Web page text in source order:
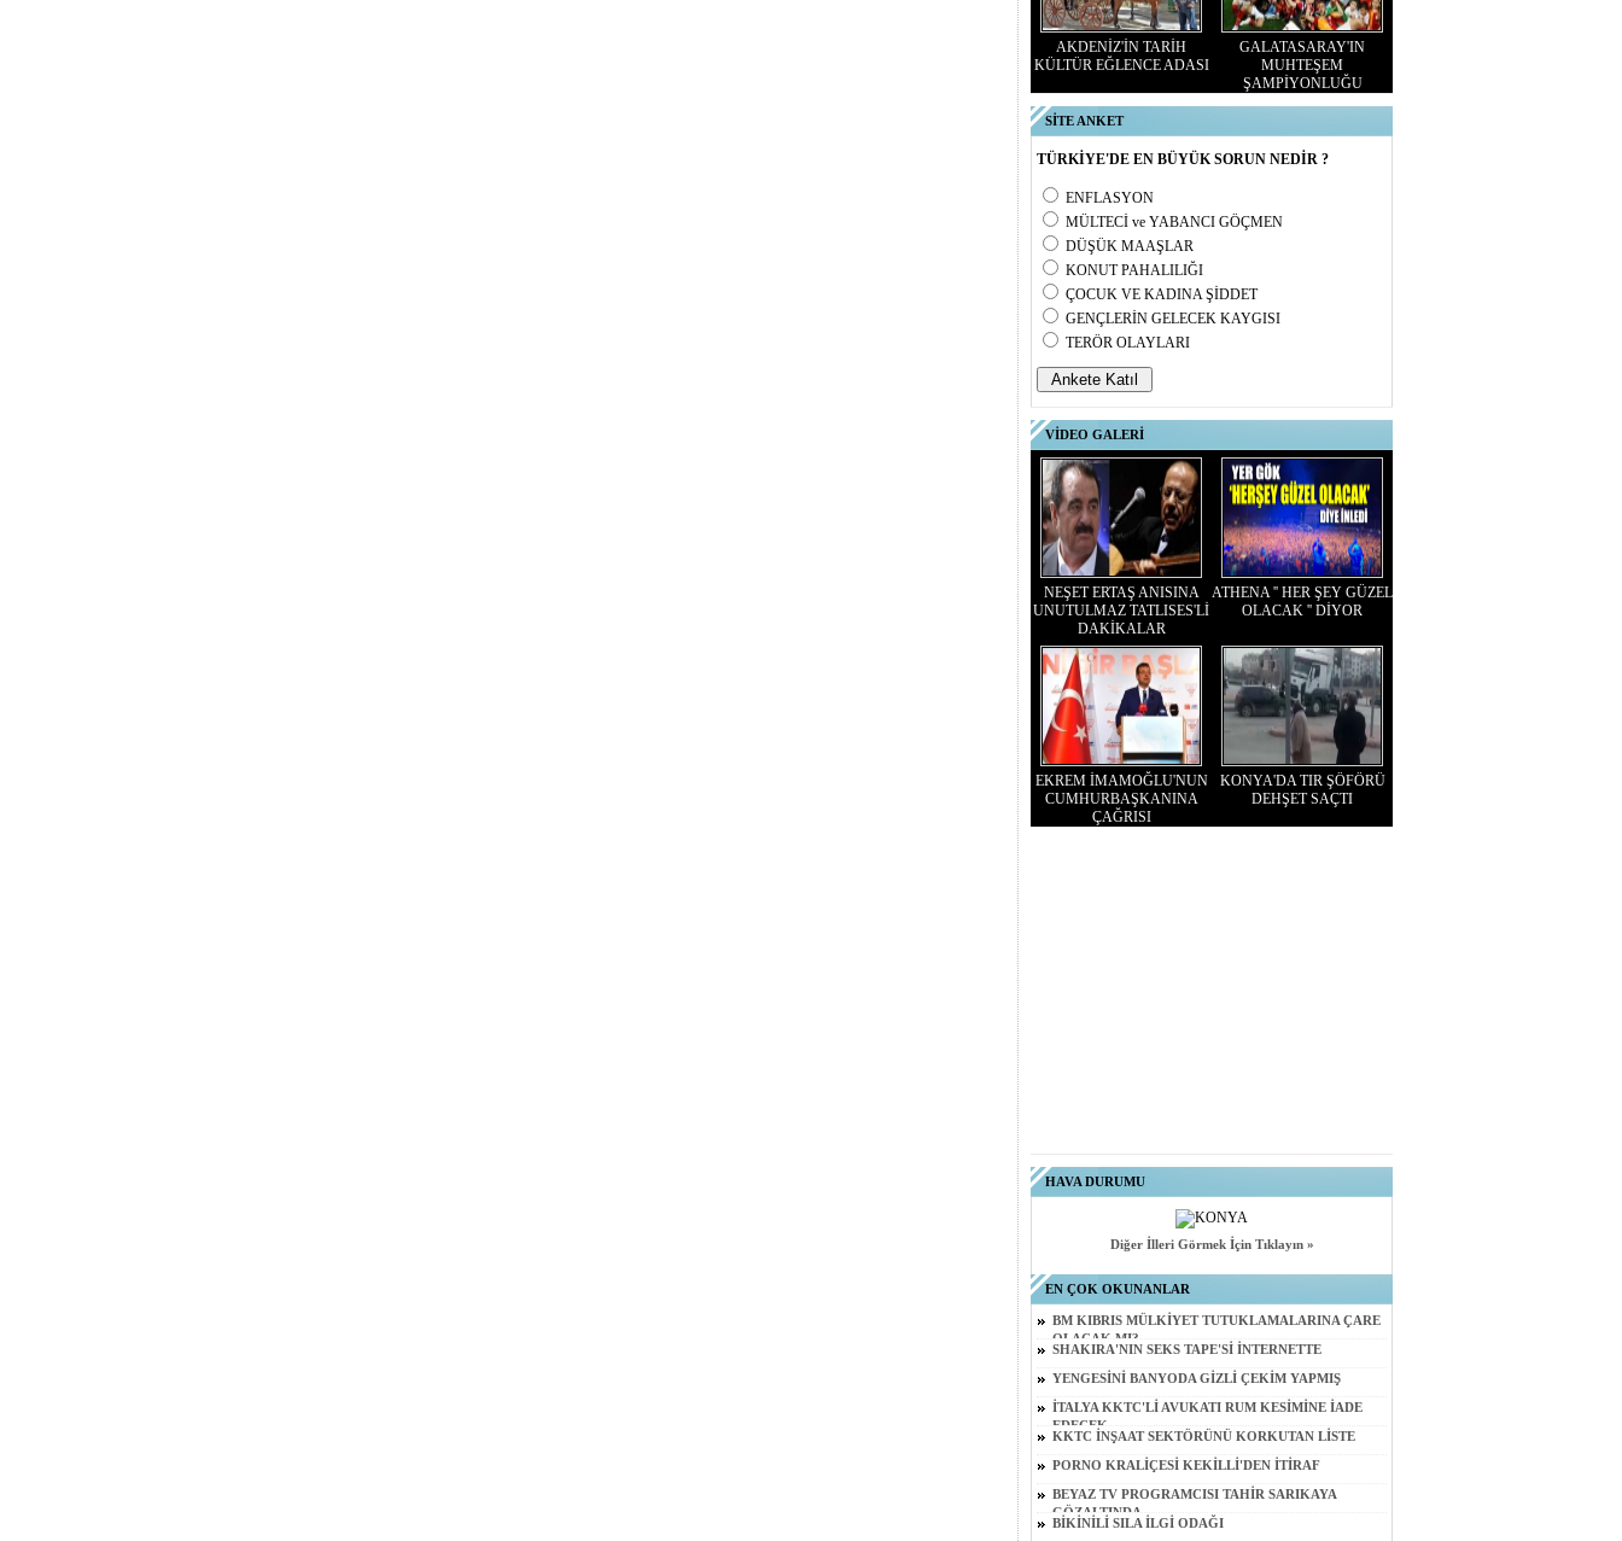
AKDENİZ'İN TARİH
KÜLTÜR EĞLENCE ADASI
GALATASARAY'IN
MUHTEŞEM
ŞAMPİYONLUĞU
SİTE ANKET
TÜRKİYE'DE EN BÜYÜK SORUN NEDİR ?
ENFLASYON
MÜLTECİ ve YABANCI GÖÇMEN
DÜŞÜK MAAŞLAR
KONUT PAHALILIĞI
ÇOCUK VE KADINA ŞİDDET
GENÇLERİN GELECEK KAYGISI
TERÖR OLAYLARI
VİDEO GALERİ
NEŞET ERTAŞ ANISINA
UNUTULMAZ TATLISES'Lİ
DAKİKALAR
ATHENA '' HER ŞEY GÜZEL
OLACAK '' DİYOR
EKREM İMAMOĞLU'NUN
CUMHURBAŞKANINA
ÇAĞRISI
KONYA'DA TIR ŞÖFÖRÜ
DEHŞET SAÇTI
HAVA DURUMU
Diğer İlleri Görmek İçin Tıklayın »
EN ÇOK OKUNANLAR
BM KIBRIS MÜLKİYET TUTUKLAMALARINA ÇARE
OLACAK MI?
SHAKIRA'NIN SEKS TAPE'Sİ İNTERNETTE
YENGESİNİ BANYODA GİZLİ ÇEKİM YAPMIŞ
İTALYA KKTC'Lİ AVUKATI RUM KESİMİNE İADE
EDECEK
KKTC İNŞAAT SEKTÖRÜNÜ KORKUTAN LİSTE
PORNO KRALİÇESİ KEKİLLİ'DEN İTİRAF
BEYAZ TV PROGRAMCISI TAHİR SARIKAYA
GÖZALTINDA
BİKİNİLİ SILA İLGİ ODAĞI